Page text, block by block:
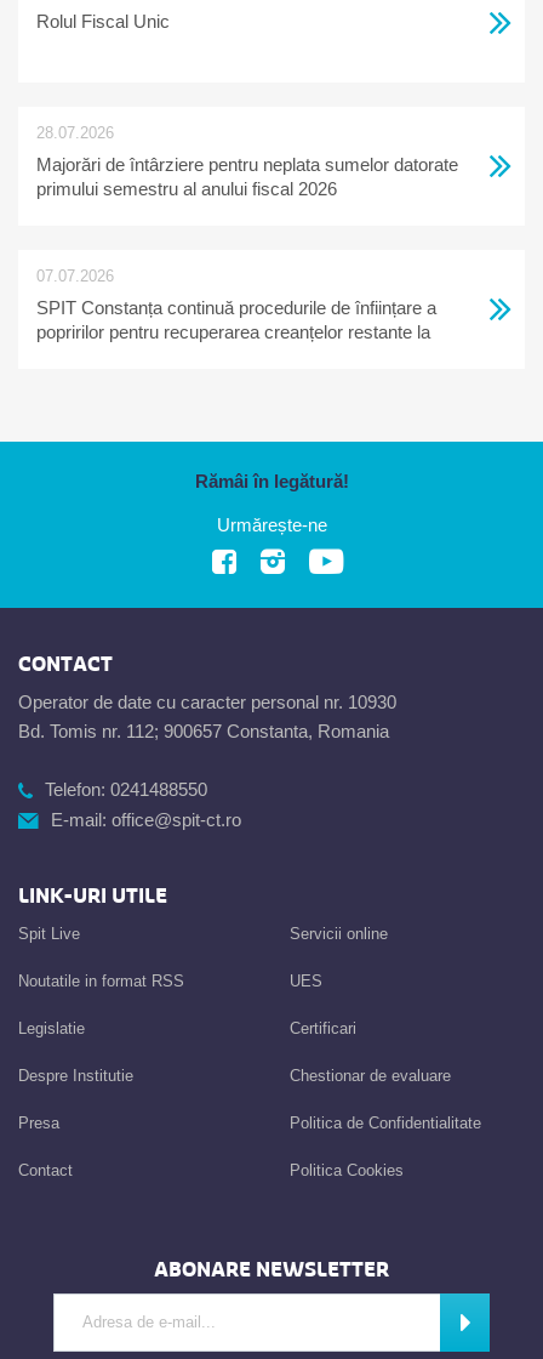
Rolul Fiscal Unic
28.07.2026
Majorări de întârziere pentru neplata sumelor datorate
primului semestru al anului fiscal 2026
07.07.2026
SPIT Constanța continuă procedurile de înființare a
popririlor pentru recuperarea creanțelor restante la
Rămâi în legătură!
Urmărește-ne
CONTACT
Operator de date cu caracter personal nr. 10930
Bd. Tomis nr. 112; 900657 Constanta, Romania
Telefon: 0241488550
E-mail: office@spit-ct.ro
LINK-URI UTILE
Spit Live
Noutatile in format RSS
Legislatie
Despre Institutie
Presa
Contact
Servicii online
UES
Certificari
Chestionar de evaluare
Politica de Confidentialitate
Politica Cookies
ABONARE NEWSLETTER